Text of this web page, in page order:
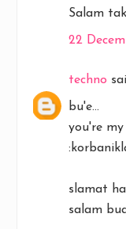
Salam
22
techno
bu'e...
you're my
slamat
salam